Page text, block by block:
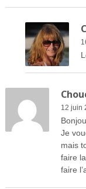
12 juin
Je
mais
faire
faire